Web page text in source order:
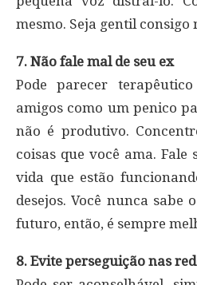
mesmo. Seja gentil consigo
7. Não fale mal de seu ex
Pode parecer
amigos como um penico
não é produtivo.
coisas que você ama. Fale
vida que estão
desejos. Você nunca sabe
futuro, então, é sempre
8. Evite perseguição nas